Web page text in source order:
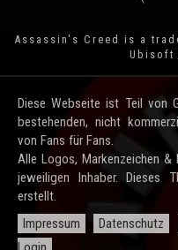
Assassin's Creed is a
Ubisoft
Diese Webseite ist Teil von
bestehenden, nicht
von Fans für Fans.
Alle Logos, Markenzeichen
jeweiligen Inhaber. Dieses
erstellt.
Impressum
Datenschutz